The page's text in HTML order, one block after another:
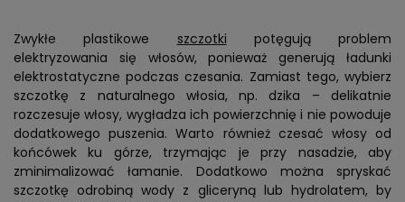
Zwykłe plastikowe szczotki potęgują problem
elektryzowania się włosów, ponieważ generują ładunki
elektrostatyczne podczas czesania. Zamiast tego, wybierz
szczotkę z naturalnego włosia, np. dzika – delikatnie
rozczesuje włosy, wygładza ich powierzchnię i nie powoduje
dodatkowego puszenia. Warto również czesać włosy od
końcówek ku górze, trzymając je przy nasadzie, aby
zminimalizować łamanie. Dodatkowo można spryskać
szczotkę odrobiną wody z gliceryną lub hydrolatem, by